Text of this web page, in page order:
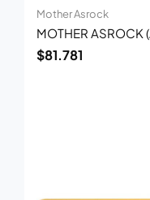
Mother Asrock
MOTHER
$81.781